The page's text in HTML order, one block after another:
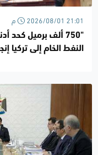
2026/08/01 21:01 م
"750 ألف برميل
النفط الخام إلى تركيا